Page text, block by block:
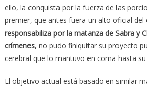
ello, la conquista por la fuerza de las
premier, que antes fuera un alto oficial del
responsabiliza por la matanza de Sabra y
crímenes, no pudo finiquitar su proyecto
cerebral que lo mantuvo en coma hasta
El objetivo actual está basado en similar